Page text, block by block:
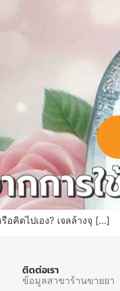
อคิดไปเอง? เจลล้างจุ […]
ติดต่อเรา
ข้อมูลสาขาร้านขายยา